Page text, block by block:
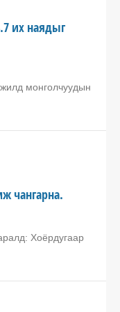
их наядыг
монголчуудын
чангарна.
Хоёрдугаар